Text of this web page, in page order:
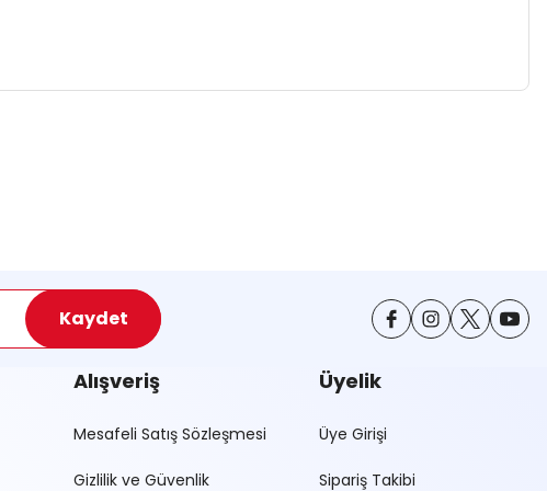
Kaydet
Alışveriş
Mesafeli Satış Sözleşmesi
Gizlilik ve Güvenlik
Üyelik
Üye Girişi
Sipariş Takibi